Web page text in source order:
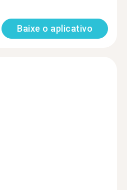
Baixe o aplicativo